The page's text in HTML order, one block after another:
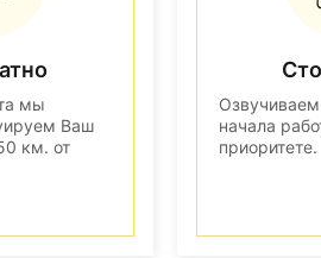
мы
Ваш
км. от
начала
приоритете.